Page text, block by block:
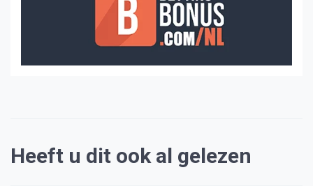
Heeft u dit ook al gelezen